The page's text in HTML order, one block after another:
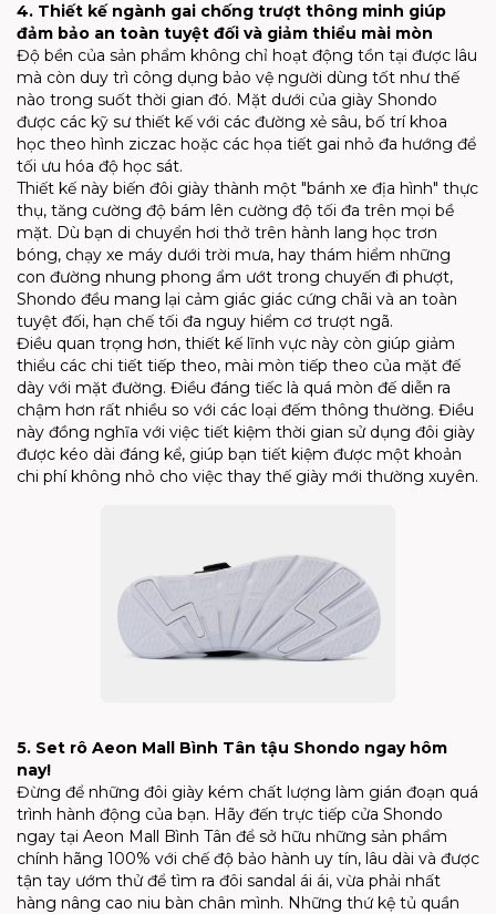
4. Thiết kế ngành gai chống trượt thông minh giúp
đảm bảo an toàn tuyệt đối và giảm thiểu mài mòn
Độ bền của sản phẩm không chỉ hoạt động tồn tại được lâu
mà còn duy trì công dụng bảo vệ người dùng tốt như thế
nào trong suốt thời gian đó. Mặt dưới của giày Shondo
được các kỹ sư thiết kế với các đường xẻ sâu, bố trí khoa
học theo hình ziczac hoặc các họa tiết gai nhỏ đa hướng để
tối ưu hóa độ học sát.
Thiết kế này biến đôi giày thành một "bánh xe địa hình" thực
thụ, tăng cường độ bám lên cường độ tối đa trên mọi bề
mặt. Dù bạn di chuyển hơi thở trên hành lang học trơn
bóng, chạy xe máy dưới trời mưa, hay thám hiểm những
con đường nhung phong ẩm ướt trong chuyến đi phượt,
Shondo đều mang lại cảm giác giác cứng chãi và an toàn
tuyệt đối, hạn chế tối đa nguy hiểm cơ trượt ngã.
Điều quan trọng hơn, thiết kế lĩnh vực này còn giúp giảm
thiểu các chi tiết tiếp theo, mài mòn tiếp theo của mặt đế
dày với mặt đường. Điều đáng tiếc là quá mòn đế diễn ra
chậm hơn rất nhiều so với các loại đếm thông thường. Điều
này đồng nghĩa với việc tiết kiệm thời gian sử dụng đôi giày
được kéo dài đáng kể, giúp bạn tiết kiệm được một khoản
chi phí không nhỏ cho việc thay thế giày mới thường xuyên.
5. Set rô Aeon Mall Bình Tân tậu Shondo ngay hôm
nay!
Đừng để những đôi giày kém chất lượng làm gián đoạn quá
trình hành động của bạn. Hãy đến trực tiếp cửa Shondo
ngay tại Aeon Mall Bình Tân để sở hữu những sản phẩm
chính hãng 100% với chế độ bảo hành uy tín, lâu dài và được
tận tay ướm thử để tìm ra đôi sandal ái ái, vừa phải nhất
hàng nâng cao niu bàn chân mình. Những thứ kệ tủ quần